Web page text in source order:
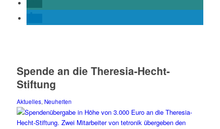
Spende an die Theresia-Hecht-
Stiftung
Aktuelles,Neuheiten